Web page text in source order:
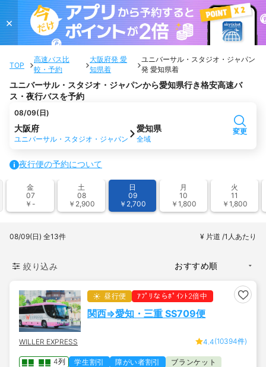
×
TOP
高速バス比
較・予約
大阪府発 愛
知県着
ユニバーサル・スタジオ・ジャパン
発 愛知県着
ユニバーサル・スタジオ・ジャパンから愛知県行き格安高速バ
ス・夜行バスを予約
08/09(日)
大阪府
ユニバーサル・スタジオ・ジャパン
愛知県
全域
変更
夜行便の予約について
金
07
￥-
土
08
￥2,900
日
09
￥2,700
月
10
￥1,800
火
11
￥1,800
08/09(日) 全13件 ¥ 片道 /1人あたり
絞り込み
昼行便 ｱﾌﾟﾘならﾎﾟｲﾝﾄ2倍中
関西⇒愛知・三重 SS709便
WILLER EXPRESS 4.4(10394件)
4列 学生割引 障がい者割引
ブランケット